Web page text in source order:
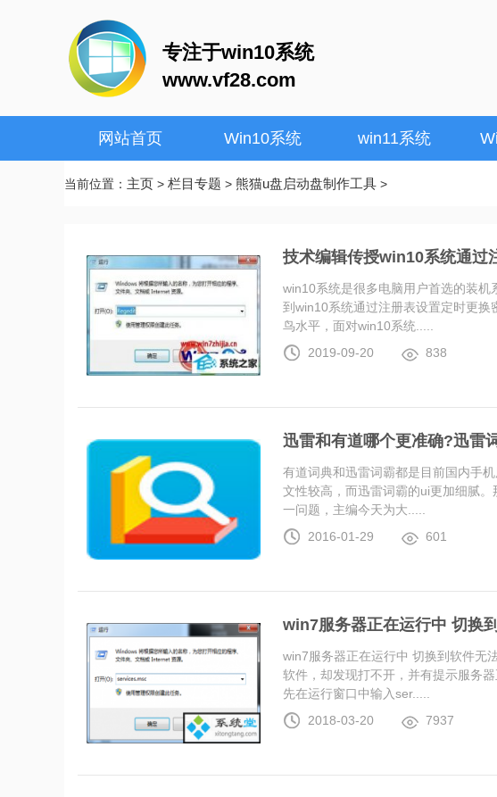
专注于win10系统
www.vf28.com
网站首页 Win10系统 win11系统
当前位置： 主页 > 栏目专题 > 熊猫u盘启动盘制作工具 >
技术编辑传授win10系统通过
win10系统是很多电脑用户首选的装
到win10系统通过注册表设置定时更
鸟水平，面对win10系统.....
2019-09-20
838
迅雷和有道哪个更准确?迅雷
有道词典和迅雷词霸都是目前国内手
文性较高，而迅雷词霸的ui更加细腻
一问题，主编今天为大.....
2016-01-29
601
win7服务器正在运行中 切换
win7服务器正在运行中 切换到软件无
软件，却发现打不开，并有提示服务
先在运行窗口中输入ser.....
2018-03-20
7937